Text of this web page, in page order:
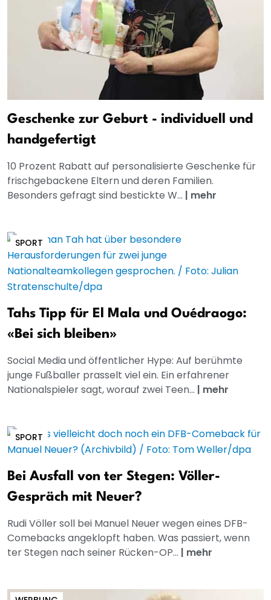
Geschenke zur Geburt - individuell und
handgefertigt
10 Prozent Rabatt auf personalisierte Geschenke für
frischgebackene Eltern und deren Familien.
Besonders gefragt sind bestickte W... | mehr
SPORT
Tahs Tipp für El Mala und Ouédraogo:
«Bei sich bleiben»
Social Media und öffentlicher Hype: Auf berühmte
junge Fußballer prasselt viel ein. Ein erfahrener
Nationalspieler sagt, worauf zwei Teen... | mehr
SPORT
Bei Ausfall von ter Stegen: Völler-
Gespräch mit Neuer?
Rudi Völler soll bei Manuel Neuer wegen eines DFB-
Comebacks angeklopft haben. Was passiert, wenn
ter Stegen nach seiner Rücken-OP... | mehr